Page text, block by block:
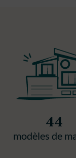
44
modèles de